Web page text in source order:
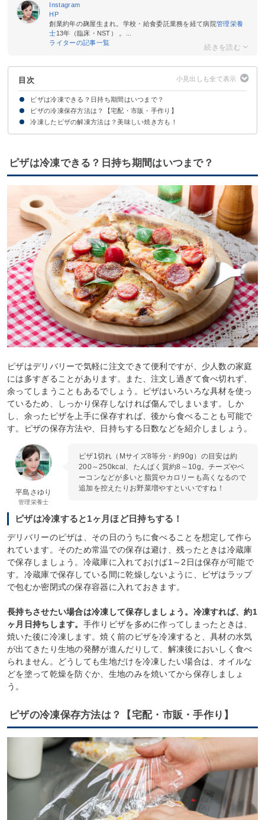
Instagram
HP
創業約年の麹屋生まれ。学校・給食委託業務を経て病院管理栄養
士13年（臨床・NST） 。...
ライターの記事一覧
目次
ピザは冷凍できる？日持ち期間はいつまで？
ピザは冷凍すると1ヶ月ほど日持ちする！
ピザの冷凍保存方法は？【宅配・市販・手作り】
冷凍したピザの解凍方法は？美味しい焼き方も！
解凍方法①トースター
解凍方法②フライパン
解凍方法③電子レンジ
ピザは冷凍できる？日持ち期間はいつまで？
ピザはデリバリーで気軽に注文できて便利ですが、少人数の家庭
には多すぎることがあります。また、注文し過ぎて食べ切れず、
余ってしまうこともあるでしょう。ピザはいろいろな具材を使っ
ているため、しっかり保存しなければ傷んでしまいます。しか
し、余ったピザを上手に保存すれば、後から食べることも可能で
す。ピザの保存方法や、日持ちする日数などを紹介しましょう。
平島さゆり
管理栄養士
ピザ1切れ（Mサイズ8等分・約90g）の目安は約
200～250kcal、たんぱく質約8～10g。チーズやベ
ーコンなどが多いと脂質やカロリーも高くなるので
追加を控えたりお野菜増やすといいですね！
ピザは冷凍すると1ヶ月ほど日持ちする！
デリバリーのピザは、その日のうちに食べることを想定して作ら
れています。そのため常温での保存は避け、残ったときは冷蔵庫
で保存しましょう。冷蔵庫に入れておけば1～2日は保存が可能で
す。冷蔵庫で保存している間に乾燥しないように、ピザはラップ
で包むか密閉式の保存容器に入れておきます。
長持ちさせたい場合は冷凍して保存しましょう。冷凍すれば、約1
ヶ月日持ちします。 手作りピザを多めに作ってしまったときは、
焼いた後に冷凍します。焼く前のピザを冷凍すると、具材の水気
が出てきたり生地の発酵が進んだりして、解凍後においしく食べ
られません。どうしても生地だけを冷凍したい場合は、オイルな
どを塗って乾燥を防ぐか、生地のみを焼いてから保存しましょ
う。
ピザの冷凍保存方法は？【宅配・市販・手作り】